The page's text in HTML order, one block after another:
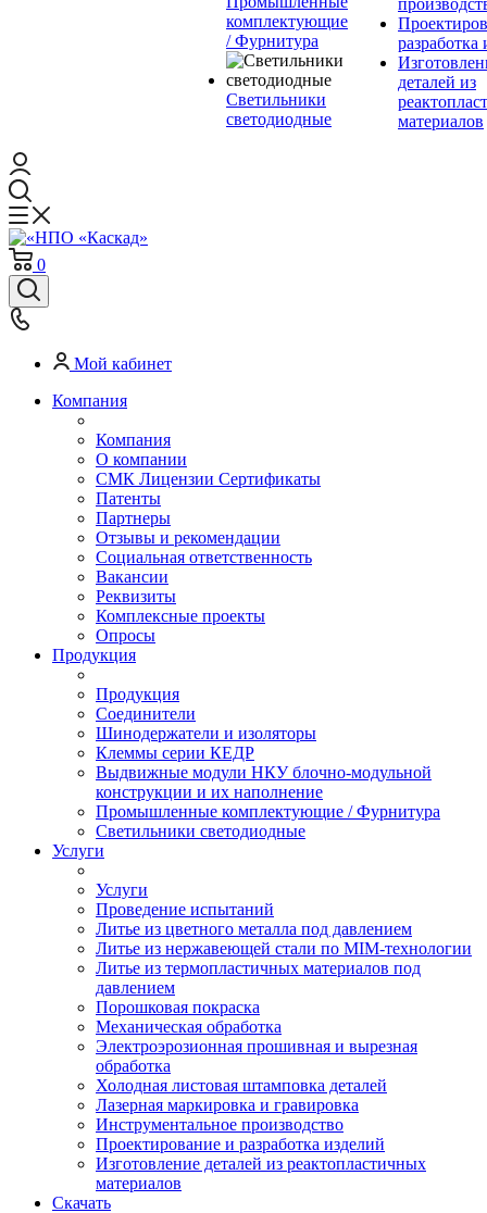
комплектующие
/ Фурнитура
Светильники
светодиодные
разработка
деталей из
материалов
0
Мой кабинет
Компания
Компания
О компании
СМК Лицензии Сертификаты
Патенты
Партнеры
Отзывы и рекомендации
Социальная ответственность
Вакансии
Реквизиты
Комплексные проекты
Опросы
Продукция
Продукция
Соединители
Шинодержатели и изоляторы
Клеммы серии КЕДР
Выдвижные модули НКУ блочно-модульной
конструкции и их наполнение
Промышленные комплектующие / Фурнитура
Светильники светодиодные
Услуги
Услуги
Проведение испытаний
Литье из цветного металла под давлением
Литье из нержавеющей стали по MIM-технологии
Литье из термопластичных материалов под
давлением
Порошковая покраска
Механическая обработка
Электроэрозионная прошивная и вырезная
обработка
Холодная листовая штамповка деталей
Лазерная маркировка и гравировка
Инструментальное производство
Проектирование и разработка изделий
Изготовление деталей из реактопластичных
материалов
Скачать